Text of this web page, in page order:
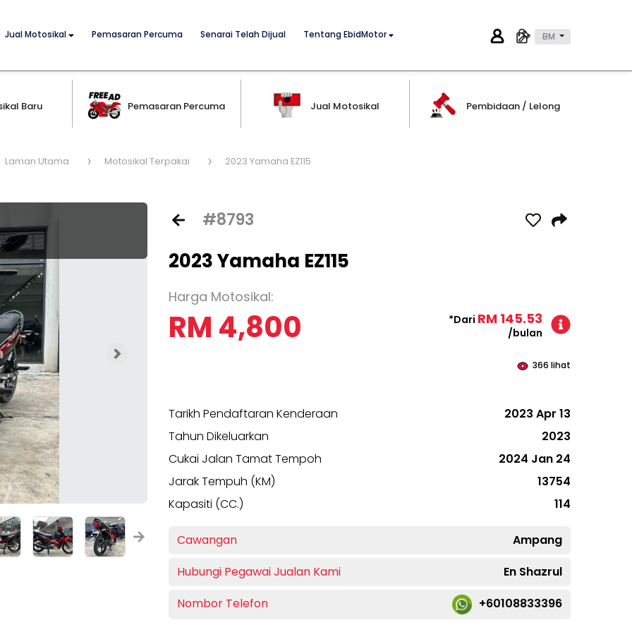
Jual Motosikal Pemasaran Percuma Senarai Telah Dijual Tentang EbidMotor BM
Baru Pemasaran Percuma Jual Motosikal Pembidaan / Lelong
Laman Utama Motosikal Terpakai 2023 Yamaha EZ115
#8793
2023 Yamaha EZ115
Harga Motosikal:
RM 4,800 *Dari RM 145.53
/bulan
366 lihat
Tarikh Pendaftaran Kenderaan
2023 Apr 13
Tahun Dikeluarkan
2023
Cukai Jalan Tamat Tempoh
2024 Jan 24
Jarak Tempuh (KM)
13754
Kapasiti (CC.)
114
Cawangan
Ampang
Hubungi Pegawai Jualan Kami
En Shazrul
Nombor Telefon
+60108833396